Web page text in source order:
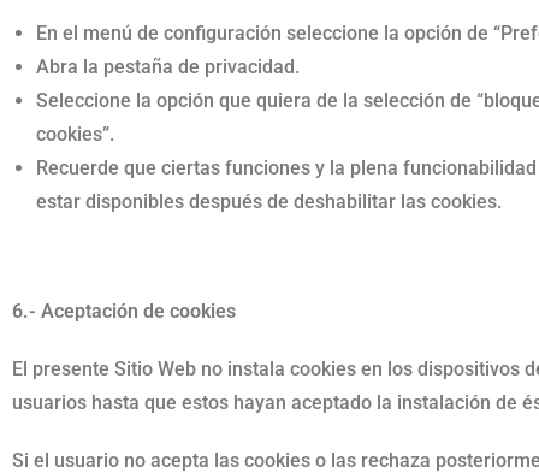
En el menú de configuración seleccione la opción de
Abra la pestaña de privacidad.
Seleccione la opción que quiera de la selección de
cookies”.
Recuerde que ciertas funciones y la plena
estar disponibles después de deshabilitar las cookies.
6.- Aceptación de cookies
El presente Sitio Web no instala cookies en los dispositivos
usuarios hasta que estos hayan aceptado la instalación de
Si el usuario no acepta las cookies o las rechaza